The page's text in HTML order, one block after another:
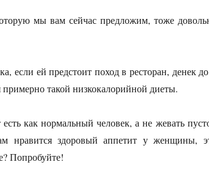
мы вам сейчас предложим, тоже
если ей предстоит поход в ресторан, денек
примерно такой низкокалорийной диеты.
как нормальный человек, а не жевать
нравится здоровый аппетит у женщины,
Попробуйте!